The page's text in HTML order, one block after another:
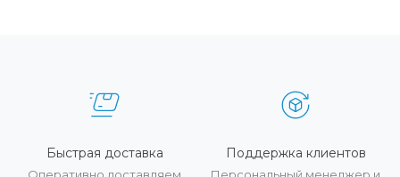
Быстрая доставка Поддержка клиентов